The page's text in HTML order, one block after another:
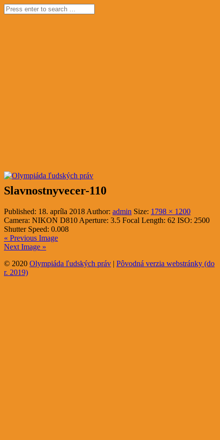
Slavnostnyvecer-110
Published: 18. apríla 2018 Author: admin Size: 1798 × 1200
Camera: NIKON D810 Aperture: 3.5 Focal Length: 62 ISO: 2500
Shutter Speed: 0.008
« Previous Image
Next Image »
© 2020 Olympiáda ľudských práv | Pôvodná verzia webstránky (do
r. 2019)